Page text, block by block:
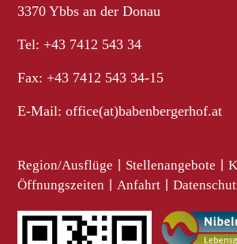
3370 Ybbs an der Donau
Tel: +43 7412 543 34
Fax: +43 7412 543 34-15
E-Mail:office(at)babenbergerhof.at
Region/Ausflüge Stellenangebote
Öffnungszeiten Anfahrt